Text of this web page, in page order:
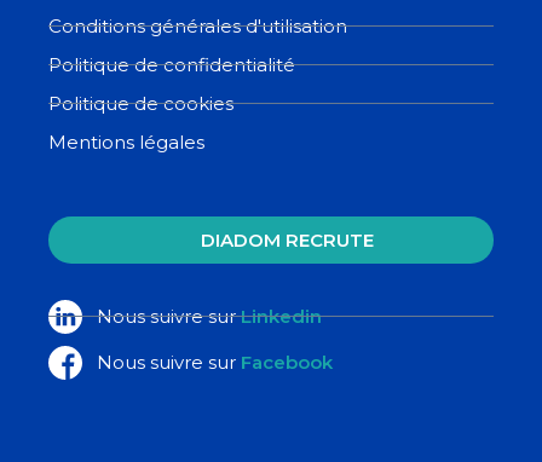
Conditions générales d'utilisation
Politique de confidentialité
Politique de cookies
Mentions légales
DIADOM RECRUTE
Nous suivre surLinkedin
Nous suivre sur Facebook